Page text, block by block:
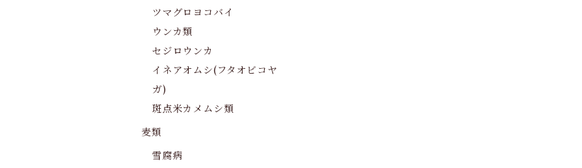
ツマグロヨコバイ
ウンカ類
セジロウンカ
イネアオムシ(フタオビコヤ
ガ)
斑点米カメムシ類
麦類
雪腐病